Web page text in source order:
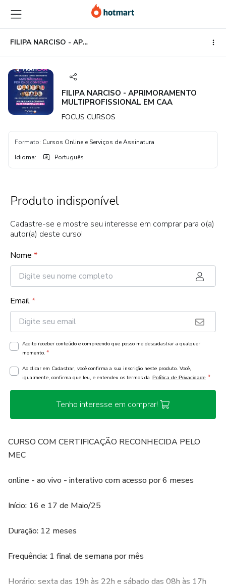
para
o
conteúdo
principal
para
o
pagamento
para
o
rodapé
FILIPA NARCISO - APRIMORAMENTO MULTIPROFISSIONAL EM CAA
FILIPA NARCISO - APRIMORAMENTO
MULTIPROFISSIONAL EM CAA
FOCUS CURSOS
Formato: Cursos Online e Serviços de Assinatura
Idioma: Português
Produto indisponível
Cadastre-se e mostre seu interesse em comprar para o(a)
autor(a) deste curso!
Nome *
Email*
Aceito receber conteúdo e compreendo que posso me descadastrar a qualquer
momento. *
Ao clicar em Cadastrar, você confirma a sua inscrição neste produto. Você,
igualmente, confirma que leu, e entendeu os termos da Política de Privacidade *
Tenho interesse em comprar!
CURSO COM CERTIFICAÇÃO RECONHECIDA PELO
MEC
online - ao vivo - interativo com acesso por 6 meses
Início: 16 e 17 de Maio/25
Duração: 12 meses
Frequência: 1 final de semana por mês
Horário: sexta das 19h às 22h e sábado das 08h às 17h